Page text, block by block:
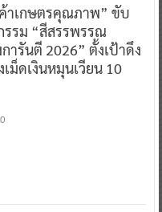
าเกษตรคุณภาพ” ขับ
รรม “สีสรรพรรณ
ารันตี 2026” ตั้งเป้าดึง
ม็ดเงินหมุนเวียน 10
0